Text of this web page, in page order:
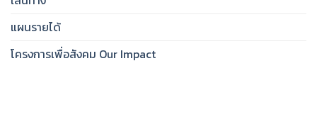
แผนรายได้
โครงการเพื่อสังคม Our Impact